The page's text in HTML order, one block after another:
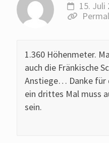
15. Juli
1.360 Höhenmeter.
auch die Fränkische
Anstiege… Danke für
ein drittes Mal muss
sein.